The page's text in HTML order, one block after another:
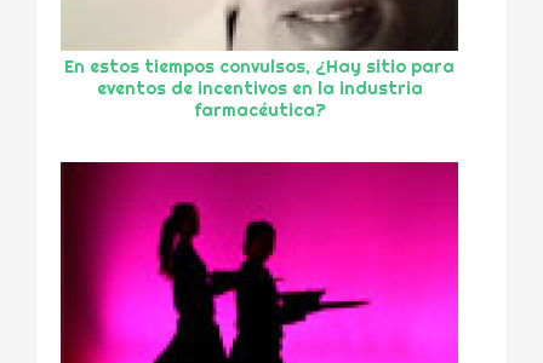
En estos tiempos convulsos, ¿Hay sitio para
eventos de incentivos en la industria
farmacéutica?